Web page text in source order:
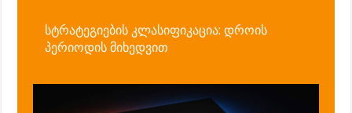
სტრატეგიების კლასიფიკაცია: დროის
პერიოდის მიხედვით